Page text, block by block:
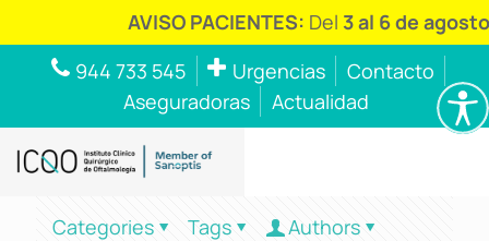
AVISO PACIENTES:Del3 al 6 de agosto
944 733 545
Urgencias
Contacto
Aseguradoras
Actualidad
Categories Tags
Authors